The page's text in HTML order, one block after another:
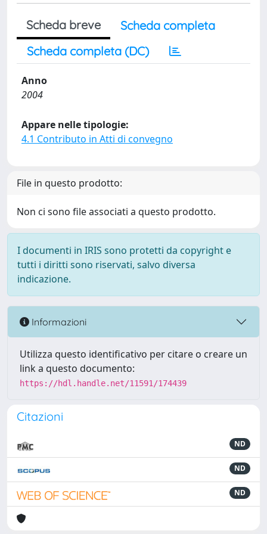
Scheda breve
Scheda completa
Scheda completa (DC)
Anno
2004
Appare nelle tipologie:
4.1 Contributo in Atti di convegno
File in questo prodotto:
Non ci sono file associati a questo prodotto.
I documenti in IRIS sono protetti da copyright e
tutti i diritti sono riservati, salvo diversa
indicazione.
Informazioni
Utilizza questo identificativo per citare o creare un
link a questo documento:
https://hdl.handle.net/11591/174439
Citazioni
ND
ND
ND